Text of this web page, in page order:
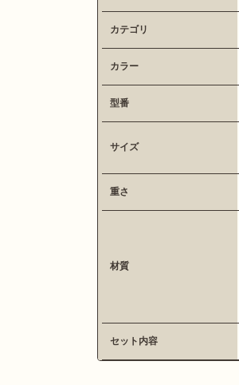
カテゴリ
カラー
型番
サイズ
重さ
材質
セット内容